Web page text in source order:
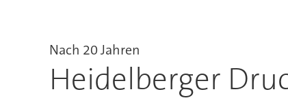
Nach 20 Jahren
Heidelberger